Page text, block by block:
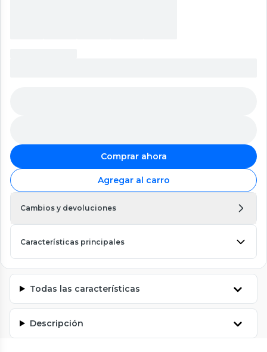
Comprar ahora
Agregar al carro
Cambios y devoluciones
Características principales
Todas las características
Descripción